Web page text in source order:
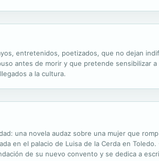
entretenidos, poetizados, que no dejan
antes de morir y que pretende sensibilizar
a la cultura.
una novela audaz sobre una mujer que
en el palacio de Luisa de la Cerda en
de su nuevo convento y se dedica a